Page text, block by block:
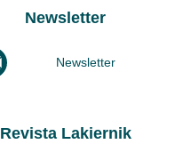
Newsletter
Newsletter
Revista Lakiernik